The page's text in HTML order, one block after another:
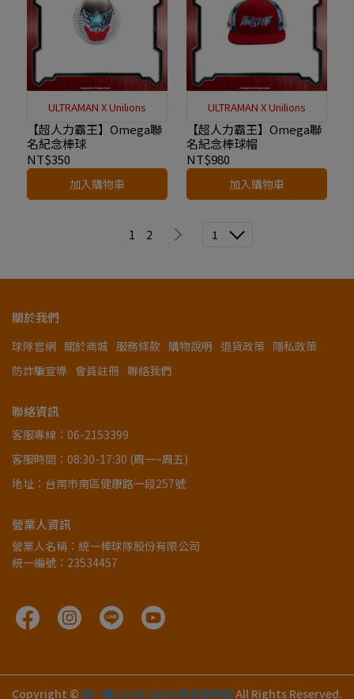
ULTRAMAN X Unilions
【超人力霸王】Omega聯
名紀念棒球
NT$350
加入購物車
ULTRAMAN X Unilions
【超人力霸王】Omega聯
名紀念棒球帽
NT$980
加入購物車
1 2 1
關於我們
球隊官網 關於商城 服務條款 購物說明 退貨政策 隱私政策
防詐騙宣導 會員註冊 聯絡我們
聯絡資訊
客服專線：06-2153399
客服時間：08:30-17:30 (周一~周五)
地址：台南市南區健康路一段257號
營業人資訊
營業人名稱：統一棒球隊股份有限公司
統一編號：23534457
Copyright © 統一獅-LION CREW萊恩酷商城All Rights Reserved.